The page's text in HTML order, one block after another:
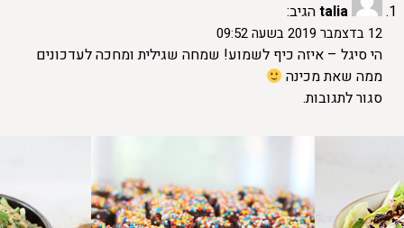
taliaהגיב:
12 בדצמבר 2019 בשעה 09:52
הי סיגל – איזה כיף לשמוע! שמחה שגילית ומחכה לעדכונים
ממה שאת מכינה
סגור לתגובות.